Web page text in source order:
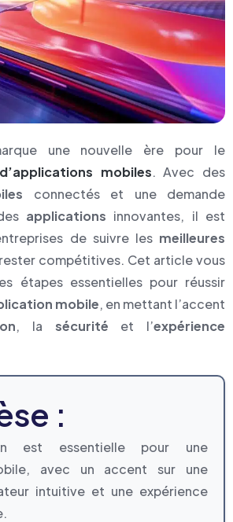
une nouvelle ère pour le
mobiles. Avec des
connectés et une demande
applications innovantes, il est
de suivre les meilleures
compétitives. Cet article vous
étapes essentielles pour réussir
mobile, en mettant l’accent
, la sécurité et l’expérience
:
est essentielle pour une
avec un accent sur une
intuitive et une expérience